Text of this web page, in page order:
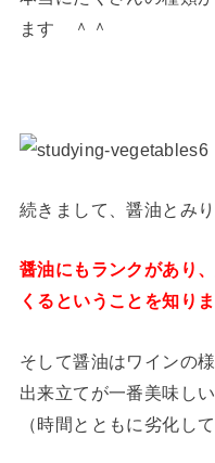
ます ＾＾
続きまして、醤油とみり
醤油にもランクがあり
くるということを知りま
そして醤油はワインの
出来立てが一番美味しい
（時間とともに劣化し